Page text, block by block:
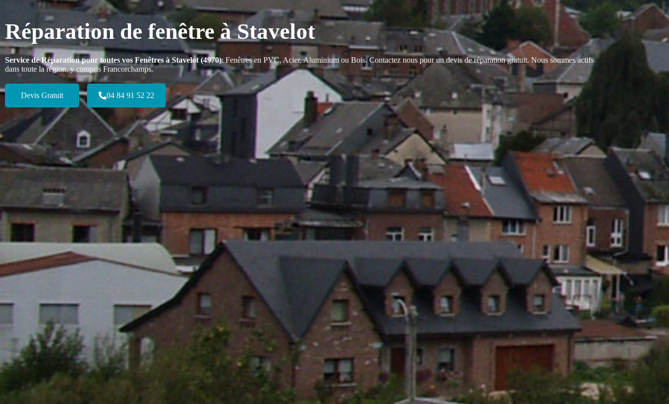
Réparation de fenêtre à Stavelot
Service de Réparation pour toutes vos Fenêtres à Stavelot (4970): Fenêtres en PVC, Acier, Aluminium ou Bois. Contactez nous pour un devis de réparation gratuit. Nous sommes actifs
dans toute la région, y compris Francorchamps.
Devis Gratuit 04 84 91 52 22